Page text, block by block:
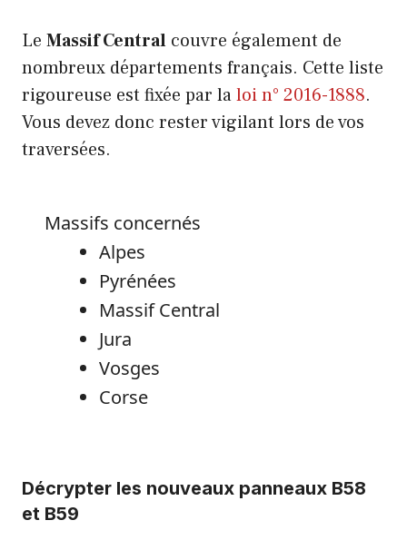
Le Massif Central couvre également de
nombreux départements français. Cette liste
rigoureuse est fixée par laloi n° 2016-1888.
Vous devez donc rester vigilant lors de vos
traversées.
Massifs concernés
Alpes
Pyrénées
Massif Central
Jura
Vosges
Corse
Décrypter les nouveaux panneaux B58
et B59